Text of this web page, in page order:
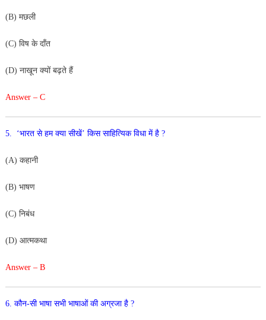
(B) मछली
(C) विष के दाँत
(D) नाखून क्यों बढ़ते हैं
Answer – C
5. ‘भारत से हम क्या सीखें’ किस साहित्यिक विधा में है ?
(A) कहानी
(B) भाषण
(C) निबंध
(D) आत्मकथा
Answer – B
6. कौन-सी भाषा सभी भाषाओं की अग्रजा है ?